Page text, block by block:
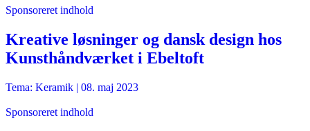
Sponsoreret indhold
Kreative løsninger og dansk design hos
Kunsthåndværket i Ebeltoft
Tema: Keramik | 08. maj 2023
Sponsoreret indhold